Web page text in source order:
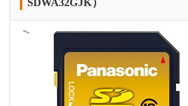
SDWA32GJK）
＜